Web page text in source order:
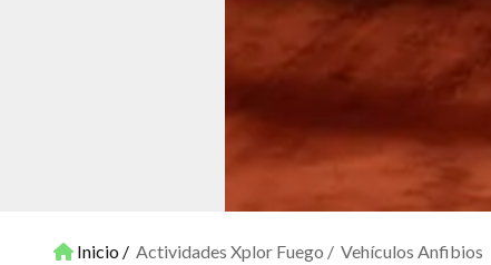
Inicio Actividades Xplor Fuego Vehículos Anfibios